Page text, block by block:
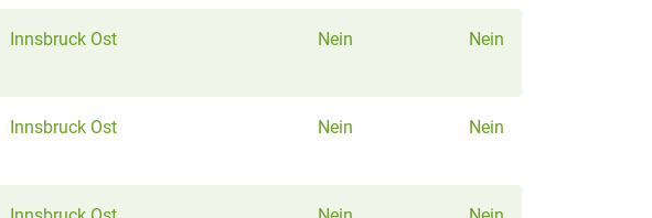
Innsbruck Ost Nein Nein
Innsbruck Ost Nein Nein